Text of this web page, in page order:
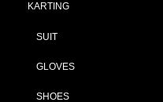
KARTING
SUIT
GLOVES
SHOES